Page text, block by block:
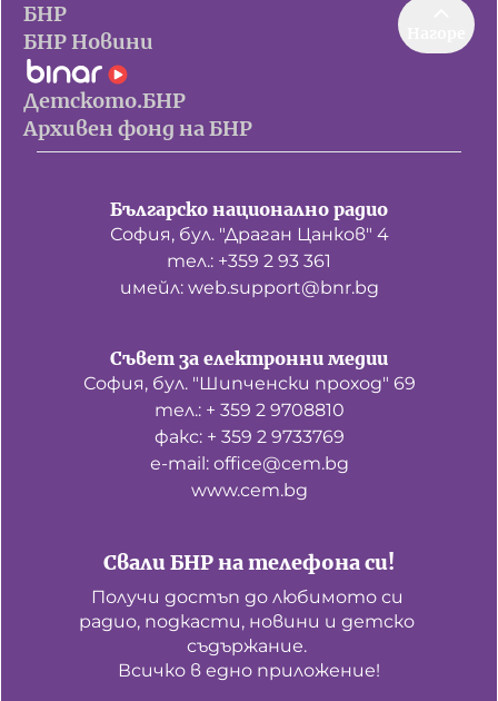
БНР
БНР Новини
Детското.БНР
Архивен фонд на БНР
Българско национално радио
София, бул. "Драган Цанков" 4
тел.: +359 2 93 361
имейл: web.support@bnr.bg
Свали БНР на телефона си!
Получи достъп до любимото си
радио, подкасти, новини и детско
съдържание.
Всичко в едно приложение!
Съвет за електронни медии
София, бул. "Шипченски проход" 69
тел.: + 359 2 9708810
факс: + 359 2 9733769
е-mail: office@cem.bg
www.cem.bg